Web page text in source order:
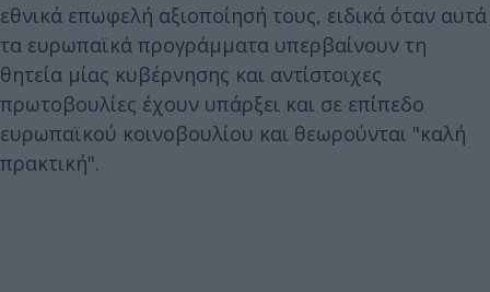
εθνικά επωφελή αξιοποίησή τους, ειδικά όταν αυτά
τα ευρωπαϊκά προγράμματα υπερβαίνουν τη
θητεία μίας κυβέρνησης και αντίστοιχες
πρωτοβουλίες έχουν υπάρξει και σε επίπεδο
ευρωπαϊκού κοινοβουλίου και θεωρούνται "καλή
πρακτική".